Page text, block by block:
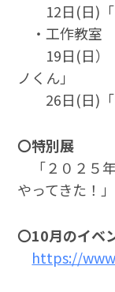
12日(日)「
・工作教室
19日(日）
ノくん」
26日(日)「
〇特別展
「２０２５
やってきた！」
〇10月のイベ
https://